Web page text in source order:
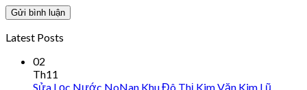
Latest Posts
02
Th11
Sửa Lọc Nước NoNan Khu Đô Thị Kim Văn Kim Lũ